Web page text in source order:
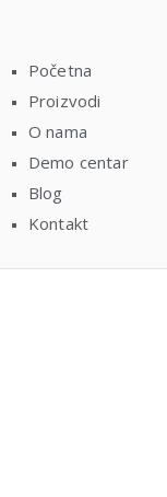
Početna
Proizvodi
O nama
Demo centar
Blog
Kontakt